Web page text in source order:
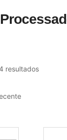
resultados